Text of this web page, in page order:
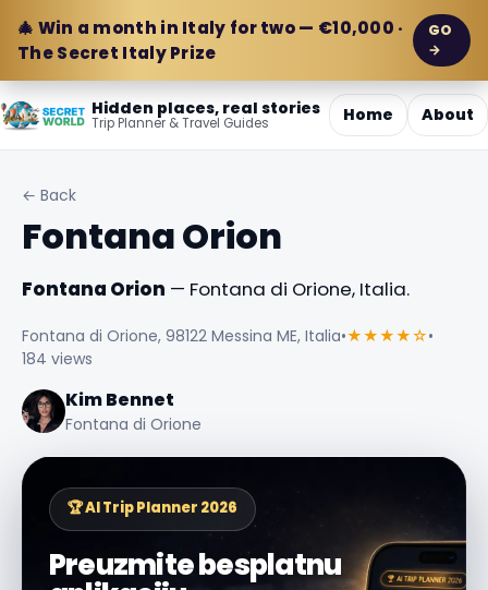
🎄 Win a month in Italy for two — €10,000 ·
The Secret Italy Prize
GO
→
Hidden places, real stories
Trip Planner & Travel Guides Home About
← Back
Fontana Orion
Fontana Orion — Fontana di Orione, Italia.
Fontana di Orione, 98122 Messina ME, Italia•★★★★☆•
184 views
Kim Bennet
Fontana di Orione
🏆 AI Trip Planner 2026
Preuzmite besplatnu